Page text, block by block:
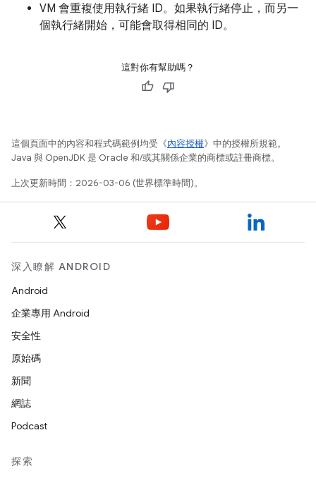
VM 會重複使用執行緒 ID。如果執行緒停止，而另一
個執行緒開始，可能會取得相同的 ID。
這對你有幫助嗎？
這個頁面中的內容和程式碼範例均受《內容授權》中的授權所規範。
Java 與 OpenJDK 是 Oracle 和/或其關係企業的商標或註冊商標。
上次更新時間：2026-03-06 (世界標準時間)。
深入瞭解 ANDROID
Android
企業專用 Android
安全性
原始碼
新聞
網誌
Podcast
探索